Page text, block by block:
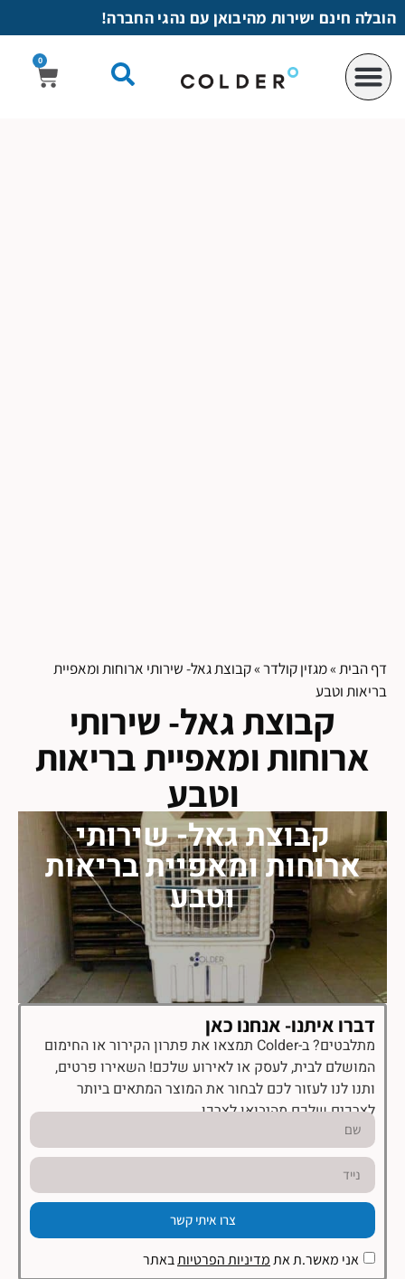
לתוכן
הובלה חינם ישירות מהיבואן עם נהגי החברה!
0
דברו איתנו- אנחנו כאן
מתלבטים? ב-Colder תמצאו את פתרון הקירור או החימום
המושלם לבית, לעסק או לאירוע שלכם! השאירו פרטים,
ותנו לנו לעזור לכם לבחור את המוצר המתאים ביותר
לצרכים שלכם מהיבואן לצרכן.
אני מאשר.ת אתמדיניות הפרטיותבאתר
צרו איתי קשר
קבוצת גאל- שירותי
ארוחות ומאפיית בריאות
וטבע
קבוצת גאל- שירותי
ארוחות ומאפיית בריאות
וטבע
דף הבית»מגזין קולדר»קבוצת גאל- שירותי ארוחות ומאפיית
בריאות וטבע